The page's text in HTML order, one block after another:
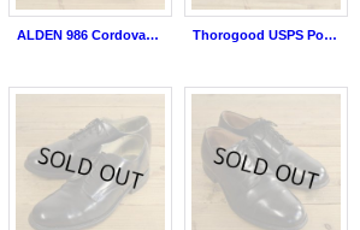
ALDEN 986 Cordovan Penny Loafer Thorogood USPS Postman Shoes